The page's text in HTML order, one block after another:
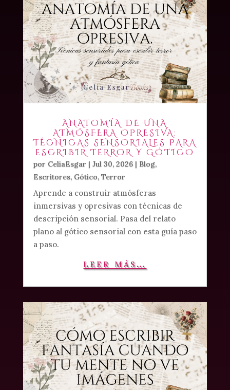
ANATOMÍA DE UNA
ATMÓSFERA OPRESIVA:
TÉCNICAS SENSORIALES PARA
ESCRIBIR TERROR Y GÓTICO
por CeliaEsgar | Jul 30, 2026| Blog,
Escritores, Gótico, Terror
Aprende a construir atmósferas
inmersivas y opresivas con técnicas de
descripción sensorial. Pasa del relato
plano al gótico sensorial con esta guía paso
a paso.
leer más…